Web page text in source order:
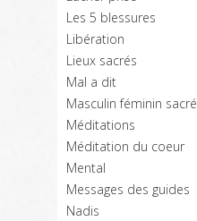
Les 5 blessures
Libération
Lieux sacrés
Mal a dit
Masculin féminin sacré
Méditations
Méditation du coeur
Mental
Messages des guides
Nadis